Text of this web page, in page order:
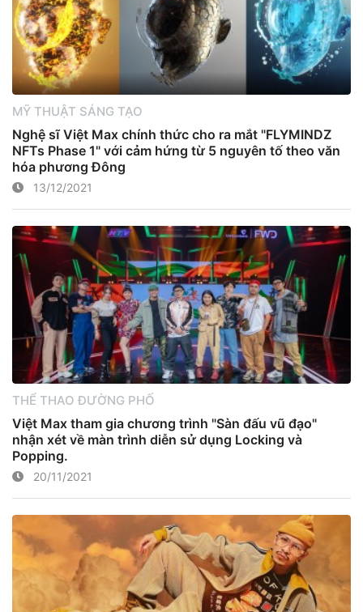
MỸ THUẬT SÁNG TẠO
Nghệ sĩ Việt Max chính thức cho ra mắt "FLYMINDZ
NFTs Phase 1" với cảm hứng từ 5 nguyên tố theo văn
hóa phương Đông
13/12/2021
THỂ THAO ĐƯỜNG PHỐ
Việt Max tham gia chương trình "Sàn đấu vũ đạo"
nhận xét về màn trình diễn sử dụng Locking và
Popping.
20/11/2021